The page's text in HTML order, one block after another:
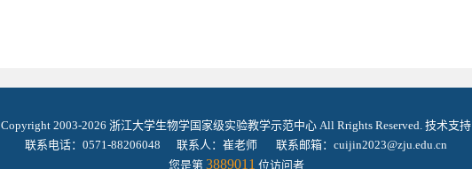
Copyright 2003-2026 浙江大学生物学国家级实验教学示范中心 All Rrights Reserved. 技术支持
联系电话：0571-88206048 联系人：崔老师 联系邮箱：cuijin2023@zju.edu.cn
您是第 3889011 位访问者